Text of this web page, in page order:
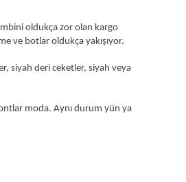
oldukça zor olan kargo
ve botlar oldukça yakışıyor.
siyah deri ceketler, siyah veya
moda. Aynı durum yün ya